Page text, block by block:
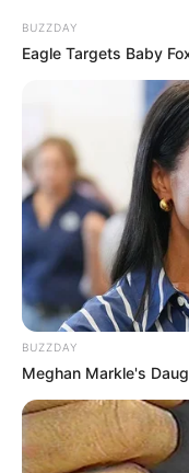
BUZZDAY
Eagle Targets Baby
BUZZDAY
Meghan Markle's